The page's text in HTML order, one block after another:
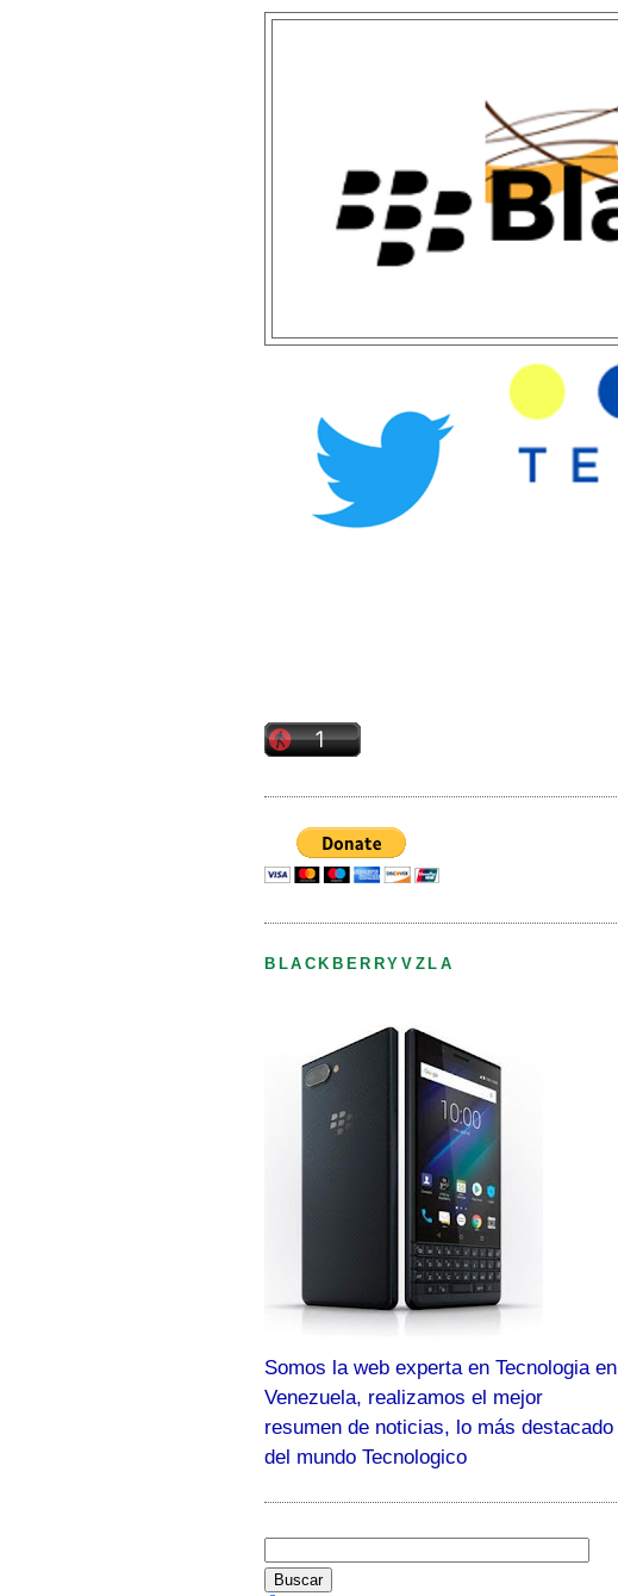
BLACKBERRYVZLA
Somos la web experta en Tecnologia en
Venezuela, realizamos el mejor
resumen de noticias, lo más destacado
del mundo Tecnologico